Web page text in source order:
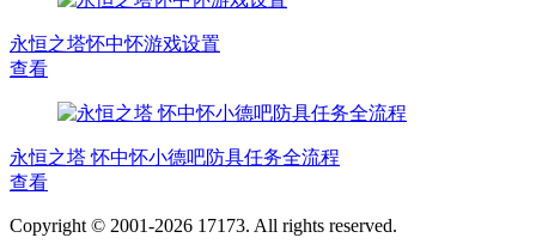
永恒之塔怀中怀游戏设置
查看
永恒之塔 怀中怀小德吧防具任务全流程
查看
Copyright © 2001-2026 17173. All rights reserved.